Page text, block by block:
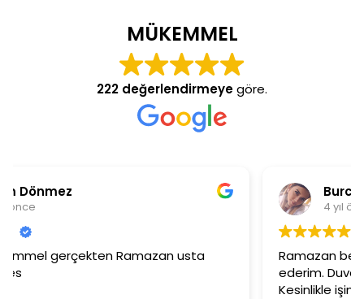
MÜKEMMEL
222 değerlendirmeyegöre.
Ramazan beye ilgisinden dolayı çok teşekkür
ederim. Duvar kağıtlarımız muazzam oldu.
Kesinlikle işinin en iyisi diyebilirim. Şiddetle tavsiye